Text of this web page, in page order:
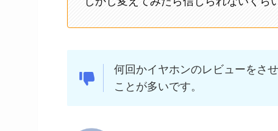
何回かイヤホンのレビューをさ
ことが多いです。